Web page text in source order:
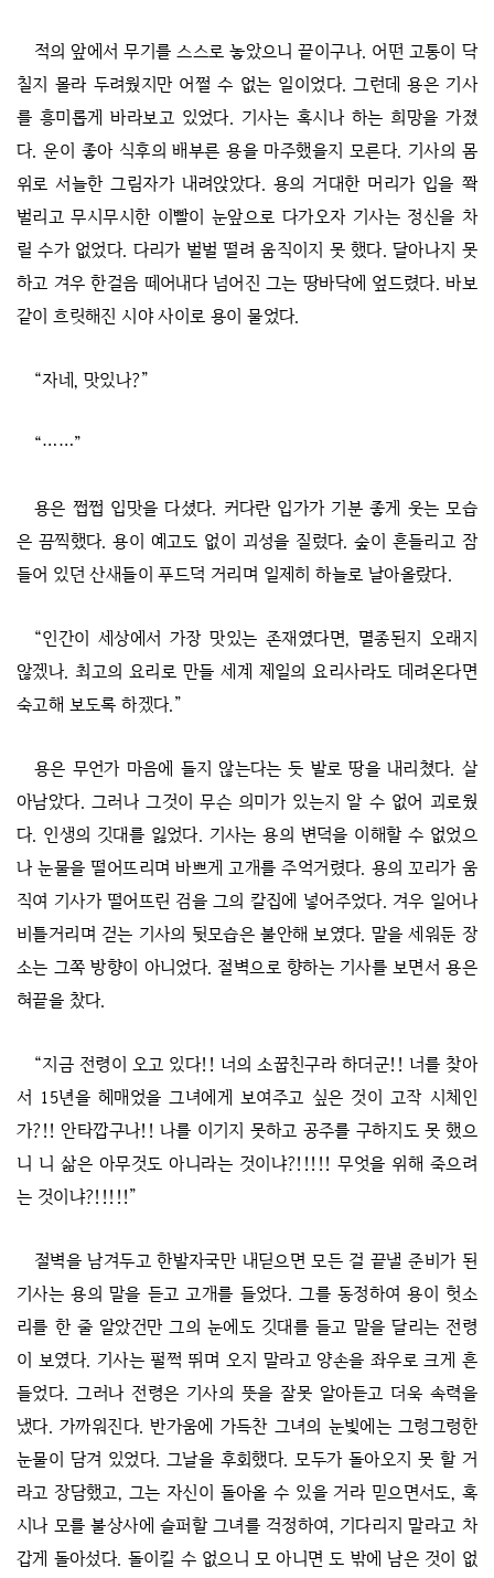
적의 앞에서 무기를 스스로 놓았으니 끝이구나. 어떤 고통이 닥
칠지 몰라 두려웠지만 어쩔 수 없는 일이었다. 그런데 용은 기사
를 흥미롭게 바라보고 있었다. 기사는 혹시나 하는 희망을 가졌
다. 운이 좋아 식후의 배부른 용을 마주했을지 모른다. 기사의 몸
위로 서늘한 그림자가 내려앉았다. 용의 거대한 머리가 입을 쫙
벌리고 무시무시한 이빨이 눈앞으로 다가오자 기사는 정신을 차
릴 수가 없었다. 다리가 벌벌 떨려 움직이지 못 했다. 달아나지 못
하고 겨우 한걸음 떼어내다 넘어진 그는 땅바닥에 엎드렸다. 바보
같이 흐릿해진 시야 사이로 용이 물었다.
“자네, 맛있나?”
“……”
용은 쩝쩝 입맛을 다셨다. 커다란 입가가 기분 좋게 웃는 모습
은 끔찍했다. 용이 예고도 없이 괴성을 질렀다. 숲이 흔들리고 잠
들어 있던 산새들이 푸드덕 거리며 일제히 하늘로 날아올랐다.
“인간이 세상에서 가장 맛있는 존재였다면, 멸종된지 오래지
않겠나. 최고의 요리로 만들 세계 제일의 요리사라도 데려온다면
숙고해 보도록 하겠다.”
용은 무언가 마음에 들지 않는다는 듯 발로 땅을 내리쳤다. 살
아남았다. 그러나 그것이 무슨 의미가 있는지 알 수 없어 괴로웠
다. 인생의 깃대를 잃었다. 기사는 용의 변덕을 이해할 수 없었으
나 눈물을 떨어뜨리며 바쁘게 고개를 주억거렸다. 용의 꼬리가 움
직여 기사가 떨어뜨린 검을 그의 칼집에 넣어주었다. 겨우 일어나
비틀거리며 걷는 기사의 뒷모습은 불안해 보였다. 말을 세워둔 장
소는 그쪽 방향이 아니었다. 절벽으로 향하는 기사를 보면서 용은
혀끝을 찼다.
“지금 전령이 오고 있다!! 너의 소꿉친구라 하더군!! 너를 찾아
서 15년을 헤매었을 그녀에게 보여주고 싶은 것이 고작 시체인
가?!! 안타깝구나!! 나를 이기지 못하고 공주를 구하지도 못 했으
니 니 삶은 아무것도 아니라는 것이냐?!!!!! 무엇을 위해 죽으려
는 것이냐?!!!!!”
절벽을 남겨두고 한발자국만 내딛으면 모든 걸 끝낼 준비가 된
기사는 용의 말을 듣고 고개를 들었다. 그를 동정하여 용이 헛소
리를 한 줄 알았건만 그의 눈에도 깃대를 들고 말을 달리는 전령
이 보였다. 기사는 펄쩍 뛰며 오지 말라고 양손을 좌우로 크게 흔
들었다. 그러나 전령은 기사의 뜻을 잘못 알아듣고 더욱 속력을
냈다. 가까워진다. 반가움에 가득찬 그녀의 눈빛에는 그렁그렁한
눈물이 담겨 있었다. 그날을 후회했다. 모두가 돌아오지 못 할 거
라고 장담했고, 그는 자신이 돌아올 수 있을 거라 믿으면서도, 혹
시나 모를 불상사에 슬퍼할 그녀를 걱정하여, 기다리지 말라고 차
갑게 돌아섰다. 돌이킬 수 없으니 모 아니면 도 밖에 남은 것이 없